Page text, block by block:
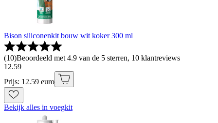
Bison siliconenkit bouw wit koker 300 ml
(10)Beoordeeld met 4.9 van de 5 sterren, 10 klantreviews
12.59
Prijs: 12.59 euro
Bekijk alles in voegkit